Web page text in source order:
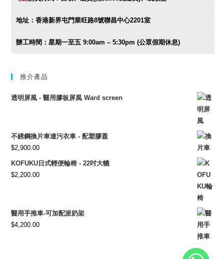
地址：香港新界屯門業旺路8號聯昌中心2201室
辦工時間：星期一至五 9:00am – 5:30pm (公眾假期休息)
推介產品
透明屏風 - 醫用膠板屏風 Ward screen
不銹鋼換片車連污衣車 - 配塑膠蓋
$2,900.00
KOFUKU日式輕便輪椅 - 22吋大轆
$2,200.00
醫用手推車-可加配派奶架
$4,200.00